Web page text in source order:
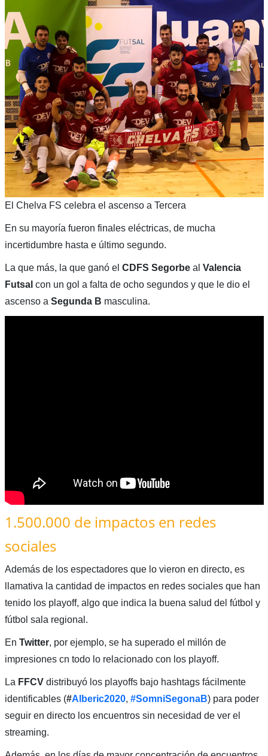
El Chelva FS celebra el ascenso a Tercera
En su mayoría fueron finales eléctricas, de mucha
incertidumbre hasta e último segundo.
La que más, la que ganó el CDFS Segorbeal Valencia
Futsal con un gol a falta de ocho segundos y que le dio el
ascenso a Segunda B masculina.
1.500.000 de impactos en redes
sociales
Además de los espectadores que lo vieron en directo, es
llamativa la cantidad de impactos en redes sociales que han
tenido los playoff, algo que indica la buena salud del fútbol y
fútbol sala regional.
En Twitter, por ejemplo, se ha superado el millón de
impresiones cn todo lo relacionado con los playoff.
La FFCVdistribuyó los playoffs bajo hashtags fácilmente
identificables (#Alberic2020, #SomniSegonaB) para poder
seguir en directo los encuentros sin necesidad de ver el
streaming.